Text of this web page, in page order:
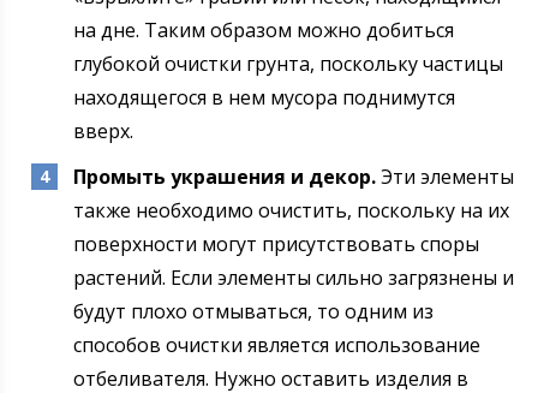
на дне. Таким образом можно добиться
глубокой очистки грунта, поскольку частицы
находящегося в нем мусора поднимутся
вверх.
Промыть украшения и декор.Эти элементы
также необходимо очистить, поскольку на их
поверхности могут присутствовать споры
растений. Если элементы сильно загрязнены и
будут плохо отмываться, то одним из
способов очистки является использование
отбеливателя. Нужно оставить изделия в